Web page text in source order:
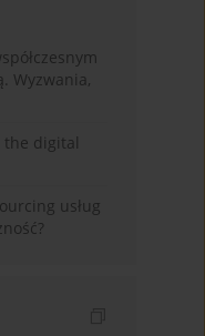
Wyzwania,
the digital
usług